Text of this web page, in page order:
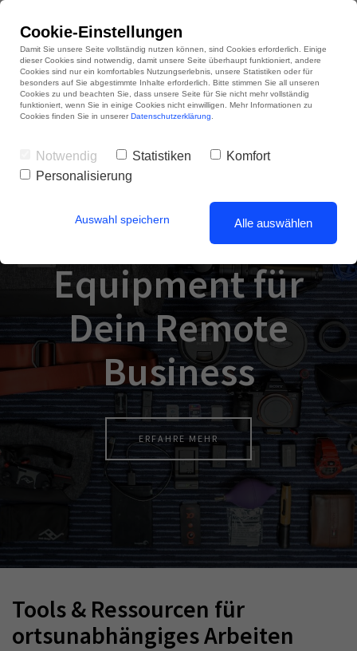
Entdecke neue
Tools und
Equipment für
Dein Remote
Business
ERFAHRE MEHR
Tools & Ressourcen für
ortsunabhängiges Arbeiten
Cookie-Einstellungen
Damit Sie unsere Seite vollständig nutzen können, sind Cookies erforderlich. Einige
dieser Cookies sind notwendig, damit unsere Seite überhaupt funktioniert, andere
Cookies sind nur ein komfortables Nutzungserlebnis, unsere Statistiken oder für
besonders auf Sie abgestimmte Inhalte erforderlich. Bitte stimmen Sie all unseren
Cookies zu und beachten Sie, dass unsere Seite für Sie nicht mehr vollständig
funktioniert, wenn Sie in einige Cookies nicht einwilligen. Mehr Informationen zu
Cookies finden Sie in unserer Datenschutzerklärung
Notwendig Statistiken
Komfort
Personalisierung
Auswahl speichern Alle auswählen